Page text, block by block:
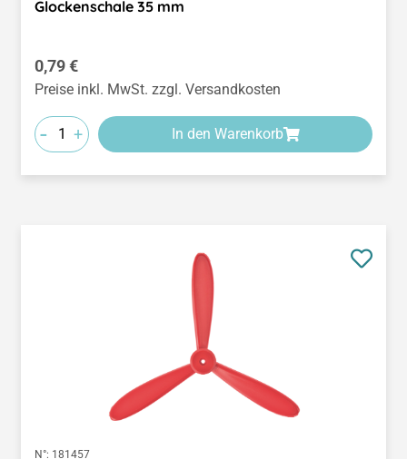
Glockenschale 35 mm
Regulärer Preis:
0,79 €
Preise inkl. MwSt. zzgl. Versandkosten
- + In den Warenkorb
N°: 181457